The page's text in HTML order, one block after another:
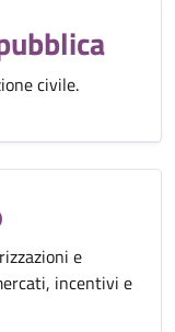
civile.
e
incentivi e